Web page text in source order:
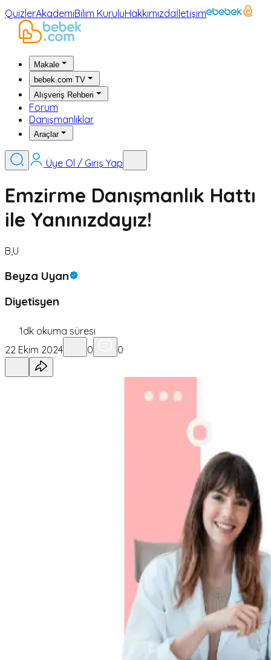
QuizlerAkademiBilim KuruluHakkımızdaİletişim
Makale
bebek.com TV
Alışveriş Rehberi
Forum
Danışmanlıklar
Araçlar
Üye Ol / Giriş Yap
Emzirme Danışmanlık Hattı
ile Yanınızdayız!
B,U
Beyza Uyan
Diyetisyen
1dk okuma süresi
22 Ekim 2024
0 0